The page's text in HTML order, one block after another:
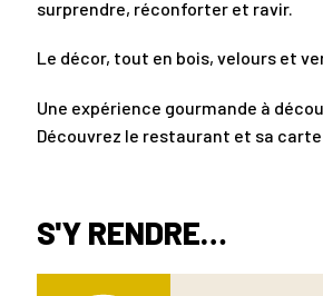
surprendre, réconforter et ravir.
Le décor, tout en bois, velours et
Une expérience gourmande à
Découvrez le restaurant et sa
S'Y RENDRE…